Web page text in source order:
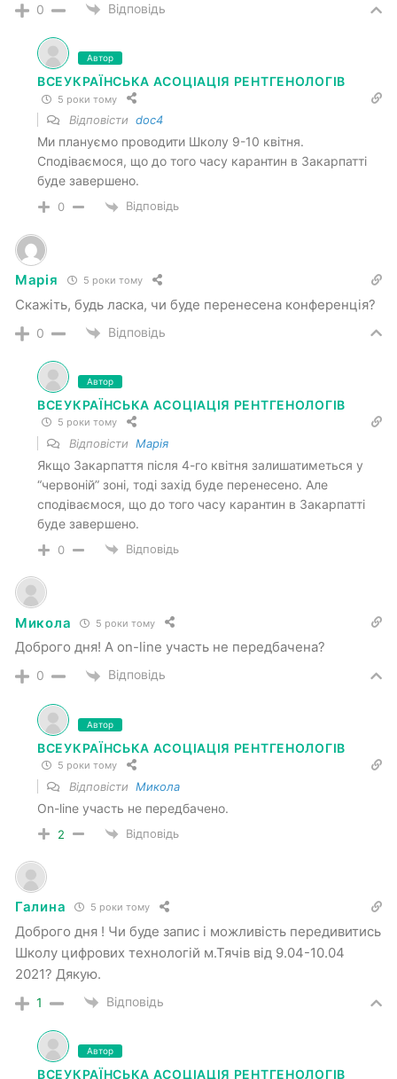
0 Відповідь
Автор
ВСЕУКРАЇНСЬКА АСОЦІАЦІЯ РЕНТГЕНОЛОГІВ
5 роки тому
Відповісти doc4
Ми плануємо проводити Школу 9-10 квітня.
Сподіваємося, що до того часу карантин в Закарпатті
буде завершено.
0 Відповідь
Марія 5 роки тому
Скажіть, будь ласка, чи буде перенесена конференція?
0 Відповідь
Автор
ВСЕУКРАЇНСЬКА АСОЦІАЦІЯ РЕНТГЕНОЛОГІВ
5 роки тому
Відповісти Марія
Якщо Закарпаття після 4-го квітня залишатиметься у
“червоній” зоні, тоді захід буде перенесено. Але
сподіваємося, що до того часу карантин в Закарпатті
буде завершено.
0 Відповідь
Микола 5 роки тому
Доброго дня! А on-line участь не передбачена?
0 Відповідь
Автор
ВСЕУКРАЇНСЬКА АСОЦІАЦІЯ РЕНТГЕНОЛОГІВ
5 роки тому
Відповісти Микола
On-line участь не передбачено.
2 Відповідь
Галина 5 роки тому
Доброго дня ! Чи буде запис і можливість передивитись
Школу цифрових технологій м.Тячів від 9.04-10.04
2021? Дякую.
1 Відповідь
Автор
ВСЕУКРАЇНСЬКА АСОЦІАЦІЯ РЕНТГЕНОЛОГІВ